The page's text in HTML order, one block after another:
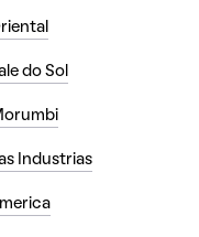
do Sol
Industrias